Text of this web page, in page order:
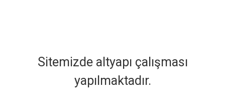
Sitemizde altyapı çalışması
yapılmaktadır.